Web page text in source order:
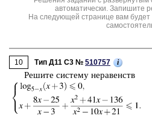
автоматически. Запишите
На следующей странице вам
10 Тип Д11 C3 № 510757 i
Ре­ши­те си­сте­му не­ра­венств